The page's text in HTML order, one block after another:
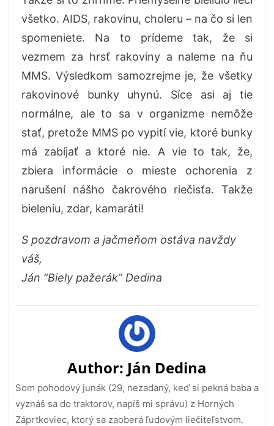
všetko. AIDS, rakovinu, choleru – na čo si len
spomeniete. Na to prídeme tak, že si
vezmem za hrsť rakoviny a naleme na ňu
MMS. Výsledkom samozrejme je, že všetky
rakovinové bunky uhynú. Síce asi aj tie
normálne, ale to sa v organizme nemôže
stať, pretože MMS po vypití vie, ktoré bunky
má zabíjať a ktoré nie. A vie to tak, že,
zbiera informácie o mieste ochorenia z
narušení nášho čakrového riečisťa. Takže
bieleniu, zdar, kamaráti!
S pozdravom a jačmeňom ostáva navždy
váš,
Ján “Biely pažerák” Dedina
Author: Ján Dedina
Som pohodový junák (29, nezadaný, keď si pekná baba a
vyznáš sa do traktorov, napíš mi správu) z Horných
Záprtkoviec, ktorý sa zaoberá ľudovým liečiteľstvom.